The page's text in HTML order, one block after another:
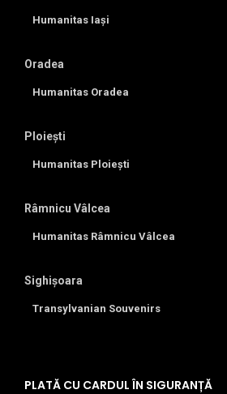
Humanitas Iași
Oradea
Humanitas Oradea
Ploiești
Humanitas Ploiești
Râmnicu Vâlcea
Humanitas Râmnicu Vâlcea
Sighișoara
Transylvanian Souvenirs
PLATĂ CU CARDUL ÎN SIGURANȚĂ